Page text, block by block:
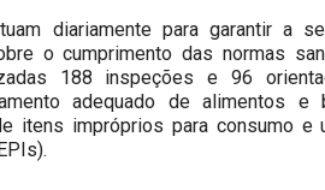
diariamente para garantir a
o cumprimento das normas
188 inspeções e 96
adequado de alimentos e
itens impróprios para consumo e